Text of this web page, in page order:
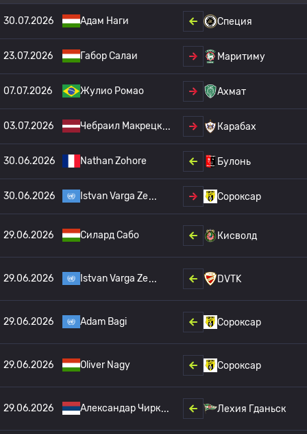
30.07.2026 Адам Наги Специя
23.07.2026 Габор Салаи Маритиму
07.07.2026 Жулио Ромао Ахмат
03.07.2026 Чебраил Макрецк Карабах
30.06.2026 Nathan Zohore Булонь
30.06.2026 Istvan Varga Ze Сороксар
29.06.2026 Силард Сабо Кисволд
29.06.2026 Istvan Varga Ze DVTK
29.06.2026 Adam Bagi Сороксар
29.06.2026 Oliver Nagy Сороксар
29.06.2026 Александар Чирк Лехия Гданьск